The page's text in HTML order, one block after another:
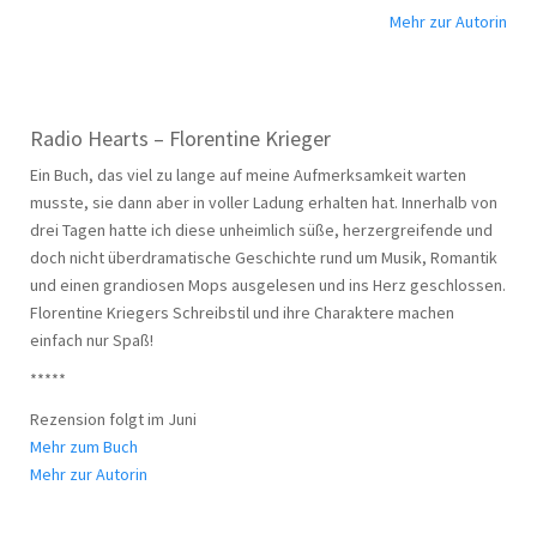
Mehr zur Autorin
Radio Hearts – Florentine Krieger
Ein Buch, das viel zu lange auf meine Aufmerksamkeit warten
musste, sie dann aber in voller Ladung erhalten hat. Innerhalb von
drei Tagen hatte ich diese unheimlich süße, herzergreifende und
doch nicht überdramatische Geschichte rund um Musik, Romantik
und einen grandiosen Mops ausgelesen und ins Herz geschlossen.
Florentine Kriegers Schreibstil und ihre Charaktere machen
einfach nur Spaß!
*****
Rezension folgt im Juni
Mehr zum Buch
Mehr zur Autorin